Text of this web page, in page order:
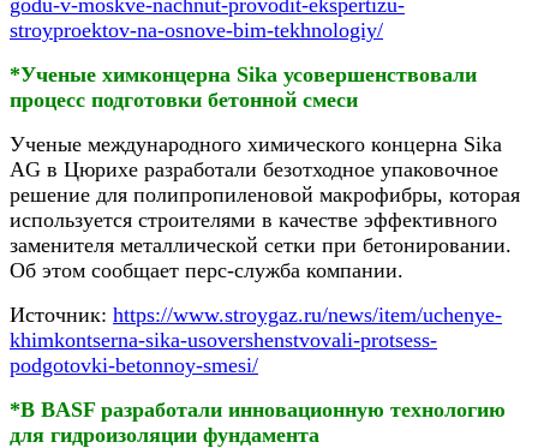
stroyproektov-na-osnove-bim-tekhnologiy/
*Ученые химконцерна Sika усовершенствовали
процесс подготовки бетонной смеси
Ученые международного химического концерна Sika
AG в Цюрихе разработали безотходное упаковочное
решение для полипропиленовой макрофибры, которая
используется строителями в качестве эффективного
заменителя металлической сетки при бетонировании.
Об этом сообщает перс-служба компании.
Источник: https://www.stroygaz.ru/news/item/uchenye-
khimkontserna-sika-usovershenstvovali-protsess-
podgotovki-betonnoy-smesi/
*В BASF разработали инновационную технологию
для гидроизоляции фундамента